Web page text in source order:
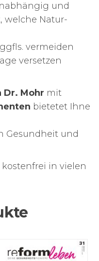
und
welche Natur-
vermeiden
versetzen
Dr. Mohr mit
bietetet Ihne
Gesundheit und
in vielen